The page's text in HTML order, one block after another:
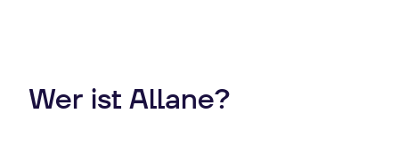
Wer ist Allane?